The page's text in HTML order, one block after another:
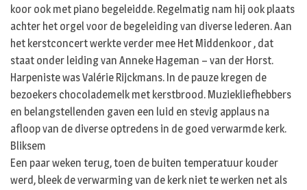
koor ook met piano begeleidde. Regelmatig nam hij ook plaats
achter het orgel voor de begeleiding van diverse lederen. Aan
het kerstconcert werkte verder mee Het Middenkoor , dat
staat onder leiding van Anneke Hageman – van der Horst.
Harpeniste was Valérie Rijckmans. In de pauze kregen de
bezoekers chocolademelk met kerstbrood. Muziekliefhebbers
en belangstellenden gaven een luid en stevig applaus na
afloop van de diverse optredens in de goed verwarmde kerk.
Bliksem
Een paar weken terug, toen de buiten temperatuur kouder
werd, bleek de verwarming van de kerk niet te werken net als